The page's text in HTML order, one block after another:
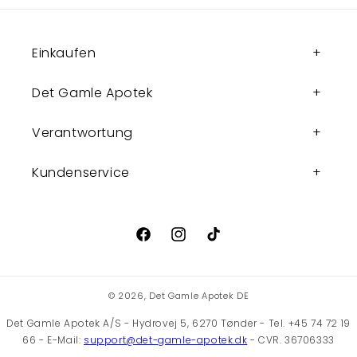
Einkaufen
Det Gamle Apotek
Verantwortung
Kundenservice
FacebookInstagram
TikTok
© 2026, Det Gamle Apotek DE
Det Gamle Apotek A/S - Hydrovej 5, 6270 Tønder - Tel. +45 74 72 19
66 - E-Mail: support@det-gamle-apotek.dk - CVR. 36706333